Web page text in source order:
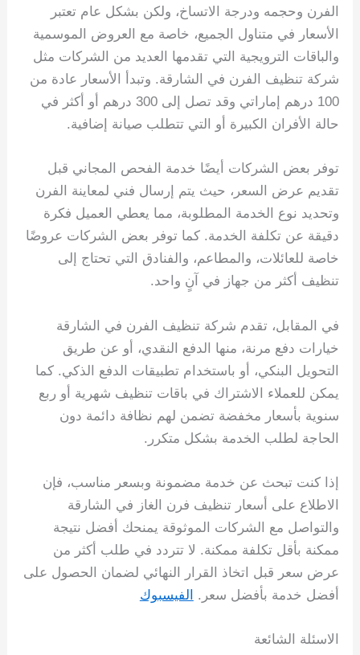
الفرن وحجمه ودرجة الاتساخ، ولكن بشكل عام تعتبر
الأسعار في متناول الجميع، خاصة مع العروض الموسمية
والباقات الترويجية التي تقدمها العديد من الشركات مثل
شركة تنظيف الفرن في الشارقة. وتبدأ الأسعار عادة من
100 درهم إماراتي وقد تصل إلى 300 درهم أو أكثر في
حالة الأفران الكبيرة أو التي تتطلب صيانة إضافية.
توفر بعض الشركات أيضًا خدمة الفحص المجاني قبل
تقديم عرض السعر، حيث يتم إرسال فني لمعاينة الفرن
وتحديد نوع الخدمة المطلوبة، مما يعطي العميل فكرة
دقيقة عن تكلفة الخدمة. كما توفر بعض الشركات عروضًا
خاصة للعائلات، والمطاعم، والفنادق التي تحتاج إلى
تنظيف أكثر من جهاز في آنٍ واحد.
في المقابل، تقدم شركة تنظيف الفرن في الشارقة
خيارات دفع مرنة، منها الدفع النقدي، أو عن طريق
التحويل البنكي، أو باستخدام تطبيقات الدفع الذكي. كما
يمكن للعملاء الاشتراك في باقات تنظيف شهرية أو ربع
سنوية بأسعار مخفضة تضمن لهم نظافة دائمة دون
الحاجة لطلب الخدمة بشكل متكرر.
إذا كنت تبحث عن خدمة مضمونة وبسعر مناسب، فإن
الاطلاع على أسعار تنظيف فرن الغاز في الشارقة
والتواصل مع الشركات الموثوقة يمنحك أفضل نتيجة
ممكنة بأقل تكلفة ممكنة. لا تتردد في طلب أكثر من
عرض سعر قبل اتخاذ القرار النهائي لضمان الحصول على
أفضل خدمة بأفضل سعر.
الفيسبوك
الاسئلة الشائعة